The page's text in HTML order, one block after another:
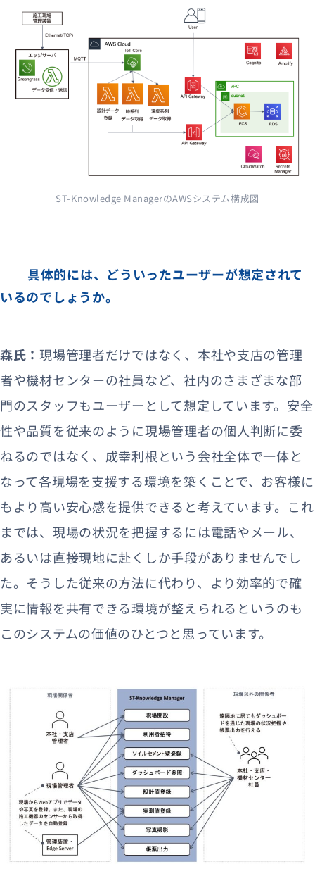
ST-Knowledge ManagerのAWSシステム構成図
具体的には、どういったユーザーが想定されて
いるのでしょうか。
森氏：現場管理者だけではなく、本社や支店の管理
者や機材センターの社員など、社内のさまざまな部
門のスタッフもユーザーとして想定しています。安全
性や品質を従来のように現場管理者の個人判断に委
ねるのではなく、成幸利根という会社全体で一体と
なって各現場を支援する環境を築くことで、お客様に
もより高い安心感を提供できると考えています。これ
までは、現場の状況を把握するには電話やメール、
あるいは直接現地に赴くしか手段がありませんでし
た。そうした従来の方法に代わり、より効率的で確
実に情報を共有できる環境が整えられるというのも
このシステムの価値のひとつと思っています。